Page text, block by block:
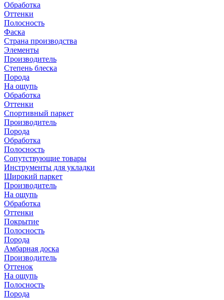
Обработка
Оттенки
Полосность
Фаска
Страна производства
Элементы
Производитель
Степень блеска
Порода
На ощупь
Обработка
Оттенки
Спортивный паркет
Производитель
Порода
Обработка
Полосность
Сопутствующие товары
Инструменты для укладки
Широкий паркет
Производитель
На ощупь
Обработка
Оттенки
Покрытие
Полосность
Порода
Амбарная доска
Производитель
Оттенок
На ощупь
Полосность
Порода